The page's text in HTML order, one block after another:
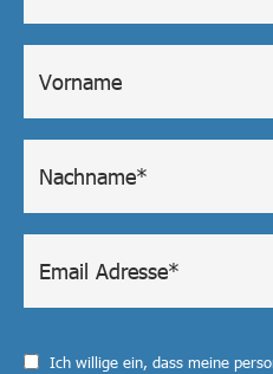
Ich willige ein, dass meine